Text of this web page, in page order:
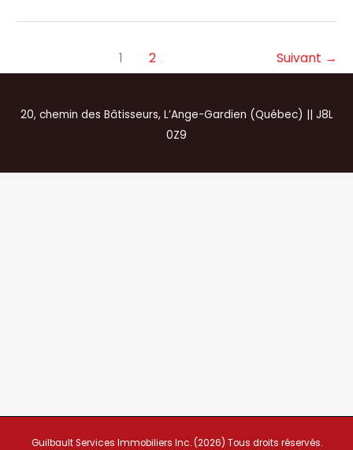
1 2 Suivant →
20, chemin des Bâtisseurs, L’Ange-Gardien (Québec) || J8L
0Z9
Guilbault Services Immobiliers Inc. (2026) Tous droits réservés.